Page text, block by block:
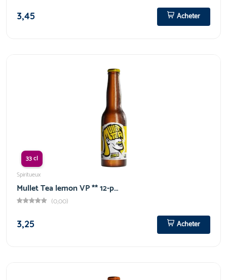
3,45
Acheter
33 cl
Spiritueux
Mullet Tea lemon VP ** 12-p…
(0,00)
3,25
Acheter